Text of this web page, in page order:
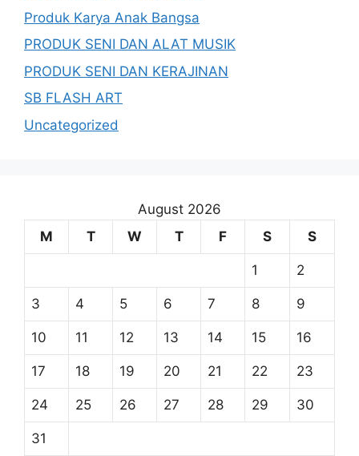
Produk Karya Anak Bangsa
PRODUK SENI DAN ALAT MUSIK
PRODUK SENI DAN KERAJINAN
SB FLASH ART
Uncategorized
August 2026
M
T W T F S S
1 2
3 4 5 6 7 8 9
10 11 12 13 14 15 16
17 18 19 20 21 22 23
24 25 26 27 28 29 30
31